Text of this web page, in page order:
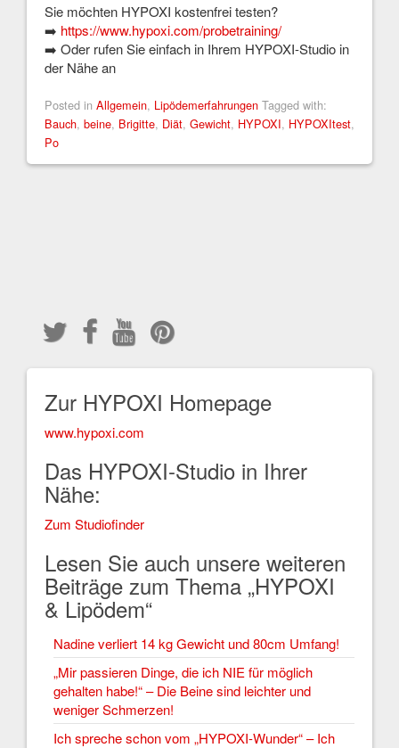
Sie möchten HYPOXI kostenfrei testen?
➡️ https://www.hypoxi.com/probetraining/
➡️ Oder rufen Sie einfach in Ihrem HYPOXI-Studio in
der Nähe an
Posted in Allgemein, Lipödemerfahrungen Tagged with:
Bauch, beine, Brigitte, Diät, Gewicht, HYPOXI, HYPOXItest,
Po
Zur HYPOXI Homepage
www.hypoxi.com
Das HYPOXI-Studio in Ihrer
Nähe:
Zum Studiofinder
Lesen Sie auch unsere weiteren
Beiträge zum Thema „HYPOXI
& Lipödem“
Nadine verliert 14 kg Gewicht und 80cm Umfang!
„Mir passieren Dinge, die ich NIE für möglich
gehalten habe!“ – Die Beine sind leichter und
weniger Schmerzen!
Ich spreche schon vom „HYPOXI-Wunder“ – Ich